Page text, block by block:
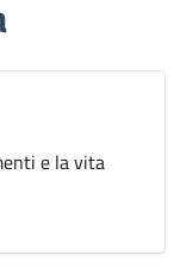
e la vita